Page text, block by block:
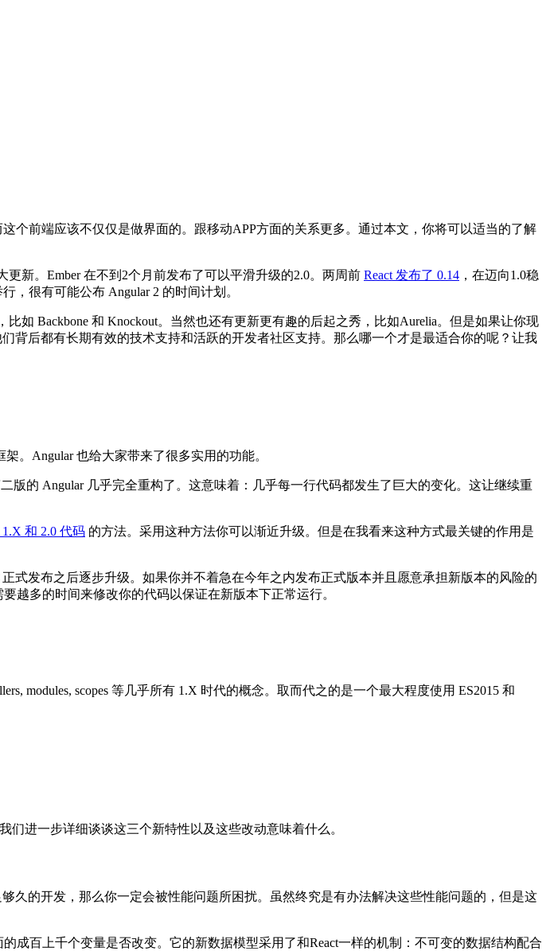
个前端应该不仅仅是做界面的。跟移动APP方面的关系更多。通过本文，你将可以适当的了解
新。Ember 在不到2个月前发布了可以平滑升级的2.0。两周前 React 发布了 0.14 ，在迈向1.0稳
，很有可能公布 Angular 2 的时间计划。
如 Backbone 和 Knockout。当然也还有更新更有趣的后起之秀，比如Aurelia。但是如果让你现
背后都有长期有效的技术支持和活跃的开发者社区支持。那么哪一个才是最适合你的呢？让我
。Angular 也给大家带来了很多实用的功能。
版的 Angular 几乎完全重构了。这意味着：几乎每一行代码都发生了巨大的变化。这让继续重
和 2.0 代码 的方法。采用这种方法你可以渐近升级。但是在我看来这种方式最关键的作用是
式发布之后逐步升级。如果你并不着急在今年之内发布正式版本并且愿意承担新版本的风险的
越多的时间来修改你的代码以保证在新版本下正常运行。
modules, scopes 等几乎所有 1.X 时代的概念。取而代之的是一个最大程度使用 ES2015 和
进一步详细谈谈这三个新特性以及这些改动意味着什么。
久的开发，那么你一定会被性能问题所困扰。虽然终究是有办法解决这些性能问题的，但是这
成百上千个变量是否改变。它的新数据模型采用了和React一样的机制：不可变的数据结构配合